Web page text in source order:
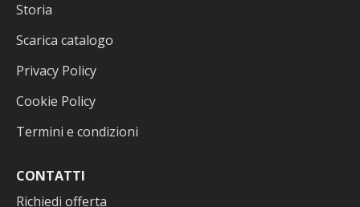
Storia
Scarica catalogo
Privacy Policy
Cookie Policy
Termini e condizioni
CONTATTI
Richiedi offerta